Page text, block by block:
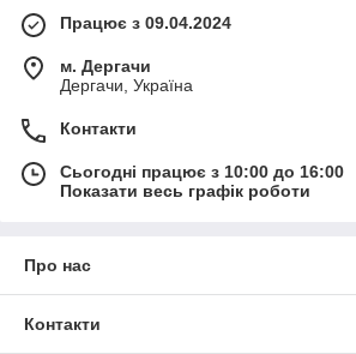
Працює з 09.04.2024
м. Дергачи
Дергачи, Україна
Контакти
Сьогодні працює з 10:00 до 16:00
Показати весь графік роботи
Про нас
Контакти